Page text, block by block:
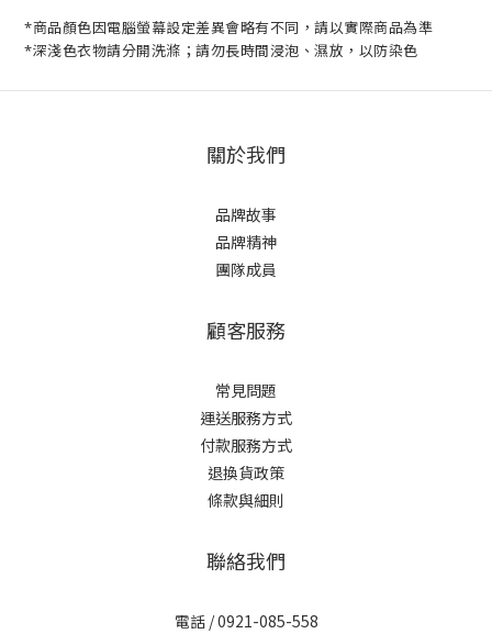
*商品顏色因電腦螢幕設定差異會略有不同，請以實際商品為準
*深淺色衣物請分開洗滌；請勿長時間浸泡、濕放，以防染色
關於我們
品牌故事
品牌精神
團隊成員
顧客服務
常見問題
運送服務方式
付款服務方式
退換貨政策
條款與細則
聯絡我們
電話 / 0921-085-558